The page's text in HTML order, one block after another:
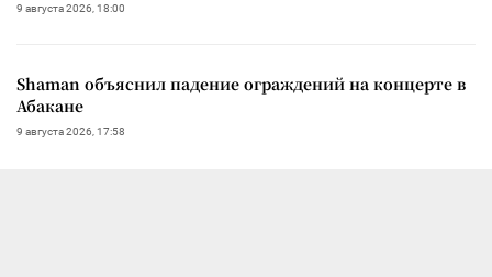
9 августа 2026, 18:00
Shaman объяснил падение ограждений на концерте в
Абакане
9 августа 2026, 17:58